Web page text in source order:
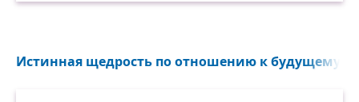
Истинная щедрость по отношению к будущему —